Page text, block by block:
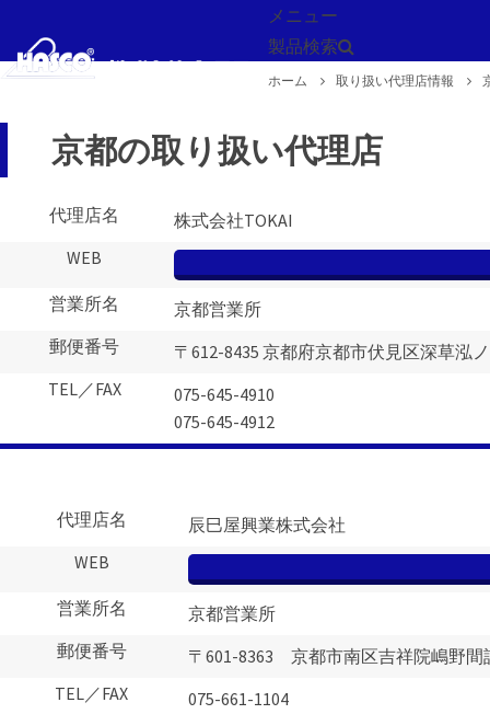
メニュー
製品検索
ホーム 取り扱い代理店情報
京都の取り扱い代理店
代理店名
株式会社TOKAI
WEB
営業所名
京都営業所
郵便番号
〒612-8435 京都府京都市伏見区深草泓
TEL／FAX
075-645-4910
075-645-4912
代理店名
辰巳屋興業株式会社
WEB
営業所名
京都営業所
郵便番号
〒601-8363 京都市南区吉祥院嶋野間
TEL／FAX
075-661-1104